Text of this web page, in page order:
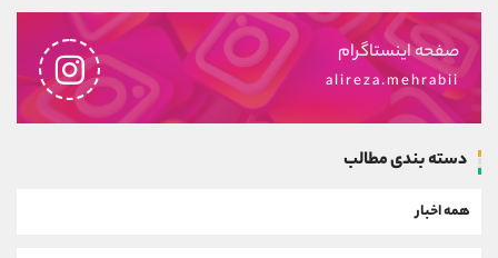
صفحه اینستاگرام
alireza.mehrabii
دسته بندی مطالب
همه اخبار